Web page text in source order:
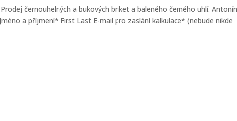
černouhelných a bukových briket a baleného černého uhlí. Antonín
a příjmení* First Last E-mail pro zaslání kalkulace* (nebude nikde